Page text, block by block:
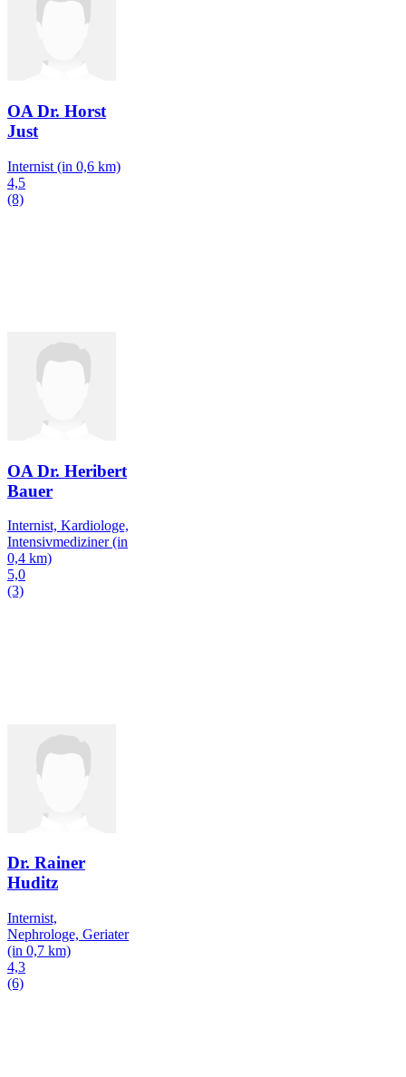
OA Dr. Horst
Just
Internist (in 0,6 km)
4,5
(8)
OA Dr. Heribert
Bauer
Internist, Kardiologe,
Intensivmediziner (in
0,4 km)
5,0
(3)
Dr. Rainer
Huditz
Internist,
Nephrologe, Geriater
(in 0,7 km)
4,3
(6)